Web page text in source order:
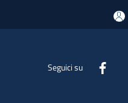
Seguici su